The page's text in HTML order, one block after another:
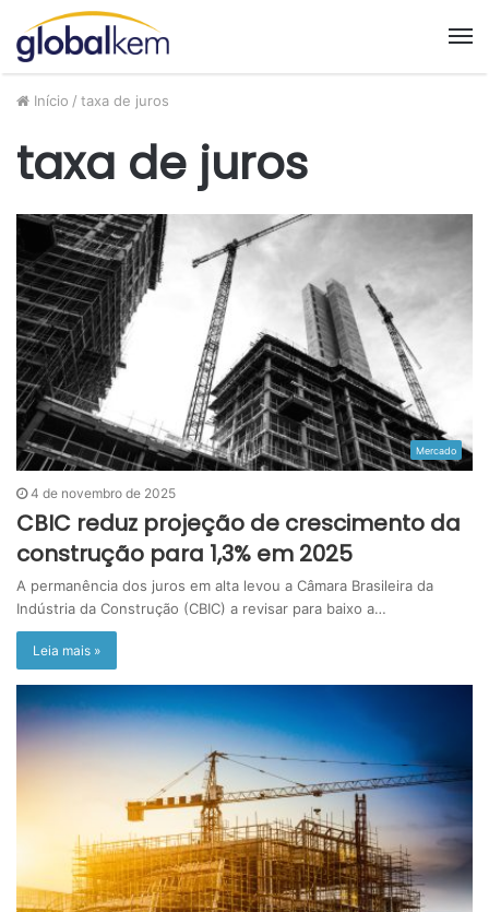
Início / taxa de juros
taxa de juros
Mercado
4 de novembro de 2025
CBIC reduz projeção de crescimento da
construção para 1,3% em 2025
A permanência dos juros em alta levou a Câmara Brasileira da
Indústria da Construção (CBIC) a revisar para baixo a…
Leia mais »